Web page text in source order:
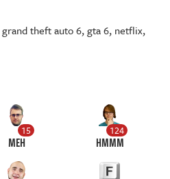
grand theft auto 6,gta 6, netflix,
15
MEH
124
HMMM